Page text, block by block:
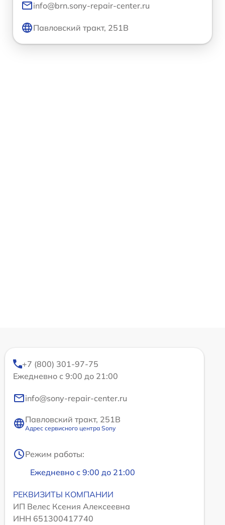
info@brn.sony-repair-center.ru
Павловский тракт, 251В
+7 (800) 301-97-75
Ежедневно с 9:00 до 21:00
info@sony-repair-center.ru
Павловский тракт, 251В
Адрес сервисного центра Sony
Режим работы:
Ежедневно с 9:00 до 21:00
РЕКВИЗИТЫ КОМПАНИИ
ИП Велес Ксения Алексеевна
ИНН 651300417740